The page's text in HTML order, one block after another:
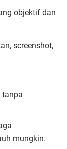
objektif dan
screenshot,
tanpa
mungkin.